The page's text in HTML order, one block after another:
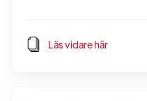
Läs vidare här